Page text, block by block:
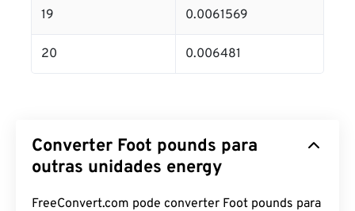
19 0.0061569
20 0.006481
Converter Foot pounds para
outras unidades energy
FreeConvert.com pode converter Foot pounds para